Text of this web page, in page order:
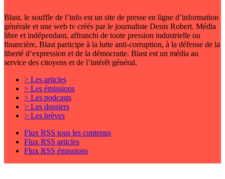
Blast, le souffle de l’info est un site de presse en ligne d’information
générale et une web tv créés par le journaliste Denis Robert. Média
libre et indépendant, affranchi de toute pression industrielle ou
financière, Blast participe à la lutte anti-corruption, à la défense de la
liberté d’expression et de la démocratie. Blast est un média au
service des citoyens et de l’intérêt général.
> Les articles
> Les émissions
> Les podcasts
> Les dossiers
> Les brèves
Flux RSS tous les contenus
Flux RSS articles
Flux RSS émissions